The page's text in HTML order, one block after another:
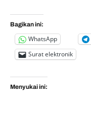
Bagikan ini:
WhatsApp
Surat elektronik
Menyukai ini: